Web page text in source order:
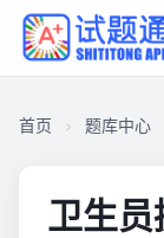
首页 题库中心
卫生员